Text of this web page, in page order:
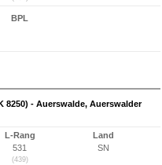
BPL
- Auerswalde, Auerswalder
L-Rang
531
(439)
Land
SN